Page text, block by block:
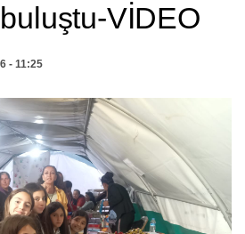
VİDEO
- 11:25